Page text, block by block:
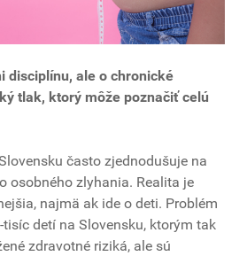
disciplínu, ale o chronické
tlak, ktorý môže poznačiť celú
často zjednodušuje na
osobného zlyhania. Realita je
najmä ak ide o deti. Problém
detí na Slovensku, ktorým tak
zdravotné riziká, ale sú